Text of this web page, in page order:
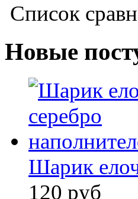
Список
Новые
Шарик
120 руб